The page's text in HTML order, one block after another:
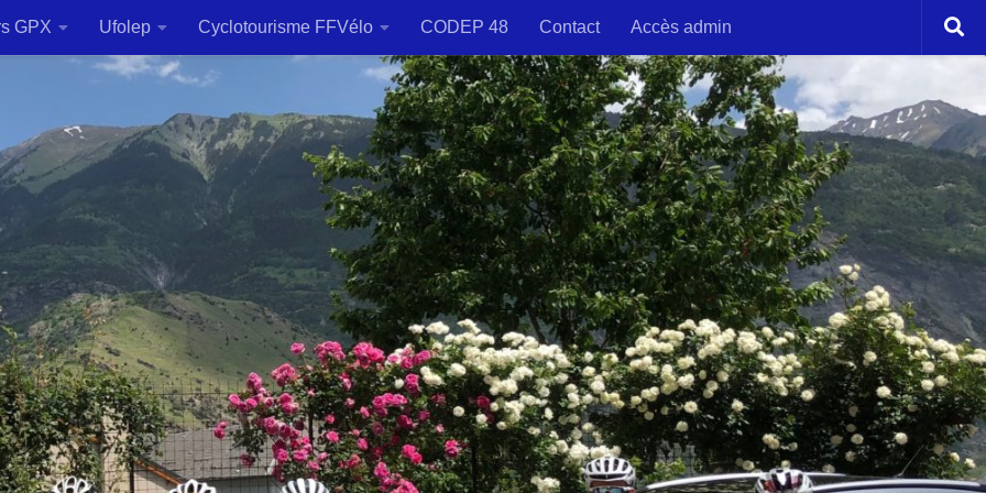
GPX Ufolep Cyclotourisme FFVélo CODEP 48 Contact Accès admin